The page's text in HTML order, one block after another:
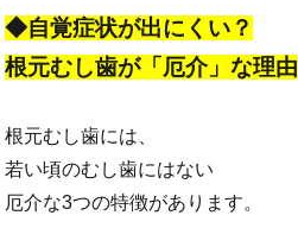
◆自覚症状が出にくい？
根元むし歯が「厄介」な理由
根元むし歯には、
若い頃のむし歯にはない
厄介な3つの特徴があります。